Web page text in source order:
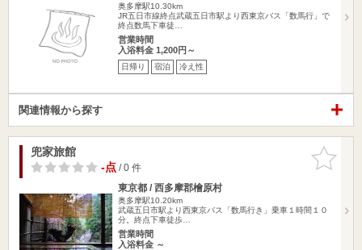
奥多摩駅10.30km
JR五日市線終点武蔵五日市駅より西東京バス「数馬行」で
終点数馬下車徒…
営業時間
入浴料金 1,200円～
日帰り 宿泊 冷え性
関連情報から探す
お気に入
りに追加
兜家旅館
-点/ 0 件
東京都 / 西多摩郡檜原村
奥多摩駅10.20km
武蔵五日市駅より西東京バス「数馬行き」乗車１時間１０
分。終点下車徒歩…
営業時間
入浴料金 ～